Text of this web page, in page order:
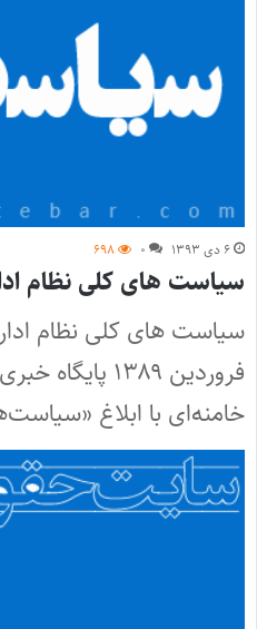
۶ دی ۱۳۹۳ ۰ ۶۹۸
سیاست‌ های کلی نظام
فروردین ۱۳۸۹
خامنه‌ای با ابلاغ